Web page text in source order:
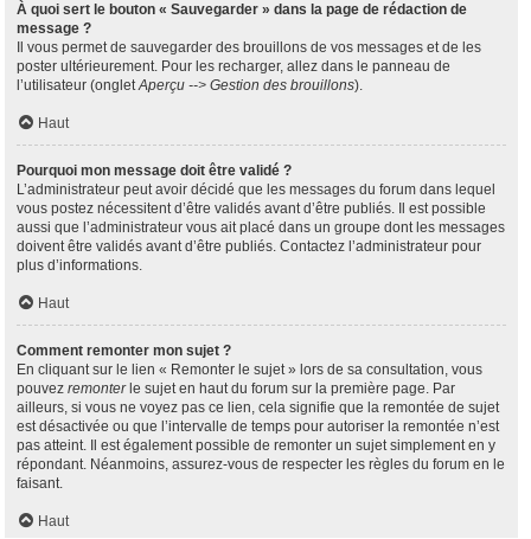
À quoi sert le bouton « Sauvegarder » dans la page de rédaction de
message ?
Il vous permet de sauvegarder des brouillons de vos messages et de les
poster ultérieurement. Pour les recharger, allez dans le panneau de
l’utilisateur (ongletAperçu --> Gestion des brouillons).
Haut
Pourquoi mon message doit être validé ?
L’administrateur peut avoir décidé que les messages du forum dans lequel
vous postez nécessitent d’être validés avant d’être publiés. Il est possible
aussi que l’administrateur vous ait placé dans un groupe dont les messages
doivent être validés avant d’être publiés. Contactez l’administrateur pour
plus d’informations.
Haut
Comment remonter mon sujet ?
En cliquant sur le lien « Remonter le sujet » lors de sa consultation, vous
pouvez remonterle sujet en haut du forum sur la première page. Par
ailleurs, si vous ne voyez pas ce lien, cela signifie que la remontée de sujet
est désactivée ou que l’intervalle de temps pour autoriser la remontée n’est
pas atteint. Il est également possible de remonter un sujet simplement en y
répondant. Néanmoins, assurez-vous de respecter les règles du forum en le
faisant.
Haut